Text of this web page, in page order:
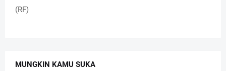
(RF)
MUNGKIN KAMU SUKA